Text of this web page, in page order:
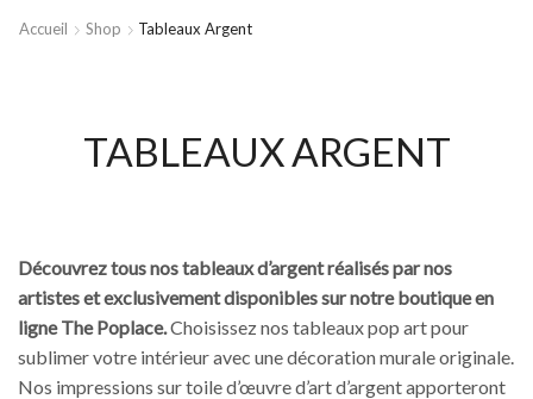
Accueil Shop Tableaux Argent
TABLEAUX ARGENT
Découvrez tous nos tableaux d’argent réalisés par nos
artistes et exclusivement disponibles sur notre boutique en
ligne The Poplace.Choisissez nos tableaux pop art pour
sublimer votre intérieur avec une décoration murale originale.
Nos impressions sur toile d’œuvre d’art d’argent apporteront